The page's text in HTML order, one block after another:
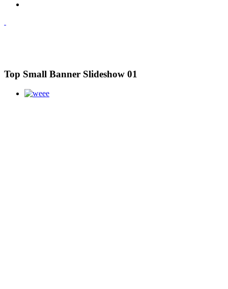
Top Small Banner Slideshow 01